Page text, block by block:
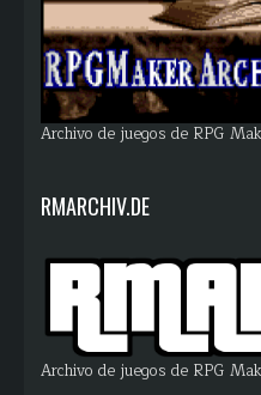
Archivo de juegos de RPG
RMARCHIV.DE
Archivo de juegos de RPG